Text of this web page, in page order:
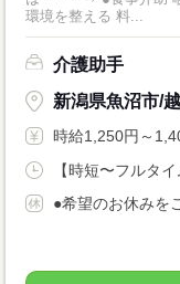
環境を整える 料...
介護助手
新潟県魚沼市/
時給1,250円～
【時短〜フルタ
●希望のお休みを